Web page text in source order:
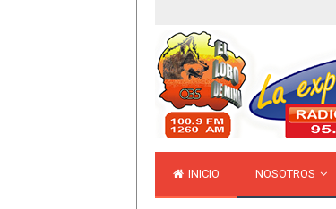
INICIO NOSOTROS